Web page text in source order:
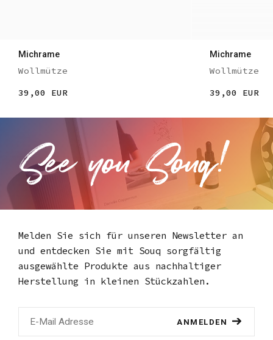
Michrame
Wollmütze
39,00 EUR
Michrame
Wollmütze
39,00 EUR
Melden Sie sich für unseren Newsletter an
und entdecken Sie mit Souq sorgfältig
ausgewählte Produkte aus nachhaltiger
Herstellung in kleinen Stückzahlen.
ANMELDEN